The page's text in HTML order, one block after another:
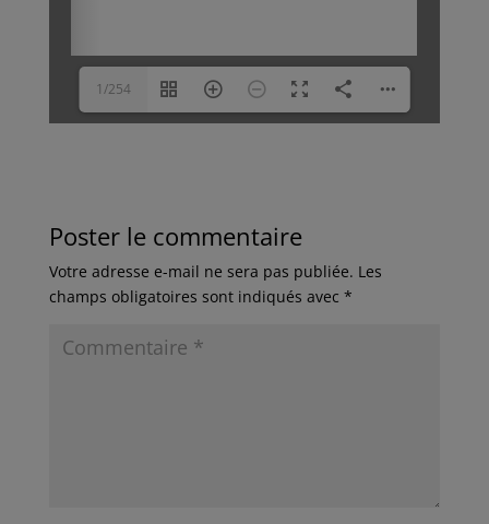
1/254
Poster le commentaire
Votre adresse e-mail ne sera pas publiée. Les
champs obligatoires sont indiqués avec *